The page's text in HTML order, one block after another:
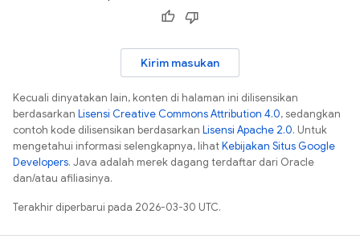
Kirim masukan
Kecuali dinyatakan lain, konten di halaman ini dilisensikan
berdasarkan Lisensi Creative Commons Attribution 4.0, sedangkan
contoh kode dilisensikan berdasarkan Lisensi Apache 2.0. Untuk
mengetahui informasi selengkapnya, lihatKebijakan Situs Google
Developers. Java adalah merek dagang terdaftar dari Oracle
dan/atau afiliasinya.
Terakhir diperbarui pada 2026-03-30 UTC.